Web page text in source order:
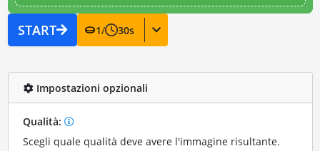
START 1/ 30s
Impostazioni opzionali
Qualità:
Scegli quale qualità deve avere l'immagine risultante.